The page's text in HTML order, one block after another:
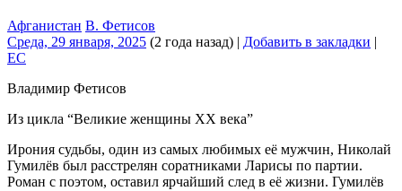
Афганистан В. Фетисов
Среда, 29 января, 2025 (2 года назад) | Добавить в закладки |
EC
Владимир Фетисов
Из цикла “Великие женщины ХХ века”
Ирония судьбы, один из самых любимых её мужчин, Николай
Гумилёв был расстрелян соратниками Ларисы по партии.
Роман с поэтом, оставил ярчайший след в её жизни. Гумилёв